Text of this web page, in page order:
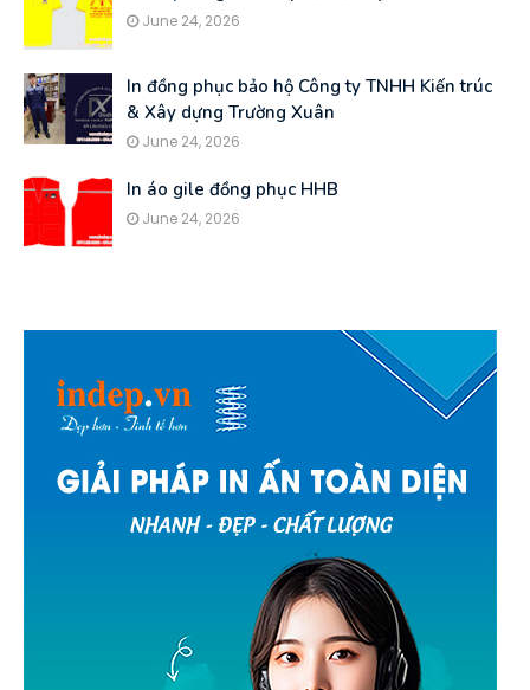
June 24, 2026
In đồng phục bảo hộ Công ty TNHH Kiến trúc
& Xây dựng Trường Xuân
June 24, 2026
In áo gile đồng phục HHB
June 24, 2026